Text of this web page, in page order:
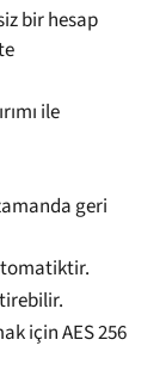
bir hesap
ile
geri
için AES 256